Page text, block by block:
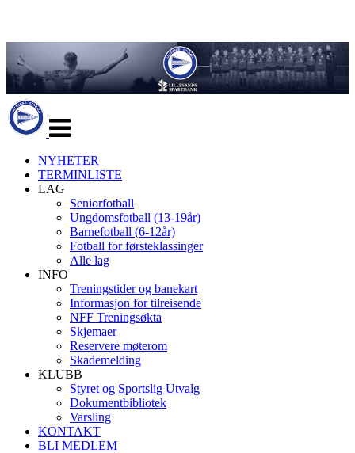
navigasjon
NYHETER
TERMINLISTE
LAG
Seniorfotball
Ungdomsfotball (13-19år)
Barnefotball (6-12år)
Fotball for førsteklassinger
Alle lag
INFO
Treningstider og banekart
Informasjon for tilreisende
NFF Treningsøkta
Skjemaer
Reservere møterom
Skademelding
KLUBB
Styret og Sportslig Utvalg
Dokumentbibliotek
Varsling
KONTAKT
BLI MEDLEM